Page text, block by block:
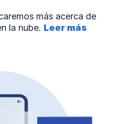
más acerca de
la nube. Leer más